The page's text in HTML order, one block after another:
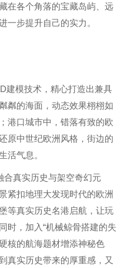
在各个角落的宝藏岛屿、远
一步提升自己的实力。
建模技术，精心打造出兼具
粼的海面，动态效果栩栩如
港口城市中，错落有致的欧
原中世纪欧洲风格，街边的
活气息。
真实历史与架空奇幻元
紧扣地理大发现时代的欧洲
等真实历史名港启航，让玩
时，加入“机械鲸骨搭建的失
核的航海题材增添神秘色
真实历史带来的厚重感，又